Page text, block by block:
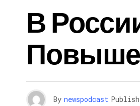
В
By newspodcast